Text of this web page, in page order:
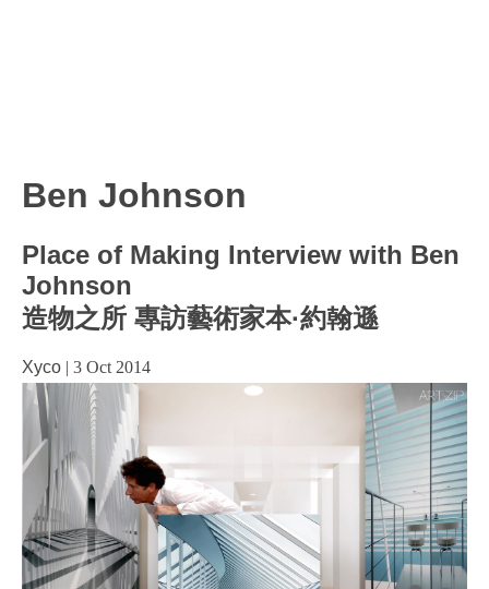
Ben Johnson
Place of Making Interview with Ben
Johnson
造物之所 專訪藝術家本·約翰遜
Xyco | 3 Oct 2014